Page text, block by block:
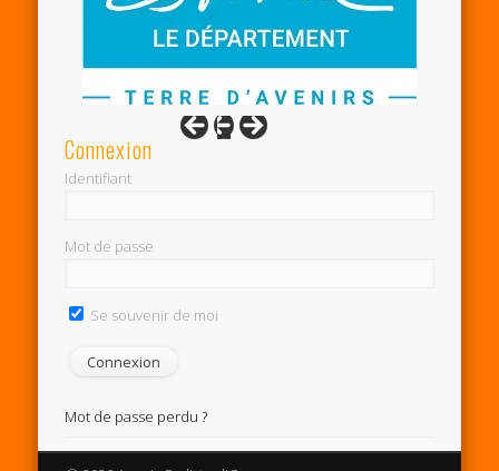
Connexion
Identifiant
Mot de passe
Se souvenir de moi
Mot de passe perdu ?